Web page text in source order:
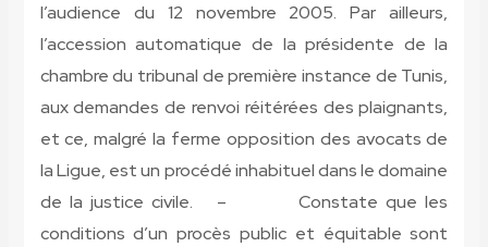
l’audience du 12 novembre 2005. Par ailleurs,
l’accession automatique de la présidente de la
chambre du tribunal de première instance de Tunis,
aux demandes de renvoi réitérées des plaignants,
et ce, malgré la ferme opposition des avocats de
la Ligue, est un procédé inhabituel dans le domaine
de la justice civile. – Constate que les
conditions d’un procès public et équitable sont